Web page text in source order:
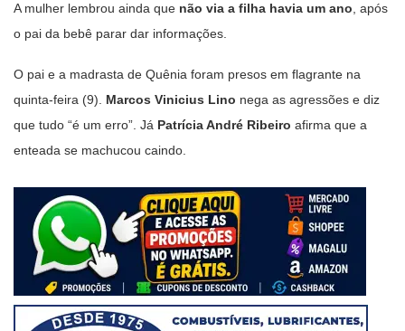
A mulher lembrou ainda que não via a filha havia um ano , após
o pai da bebê parar dar informações.
O pai e a madrasta de Quênia foram presos em flagrante na
quinta-feira (9).
Marcos Vinicius Lino nega as agressões e diz
que tudo “é um erro”. Já Patrícia André Ribeiro afirma que a
enteada se machucou caindo.